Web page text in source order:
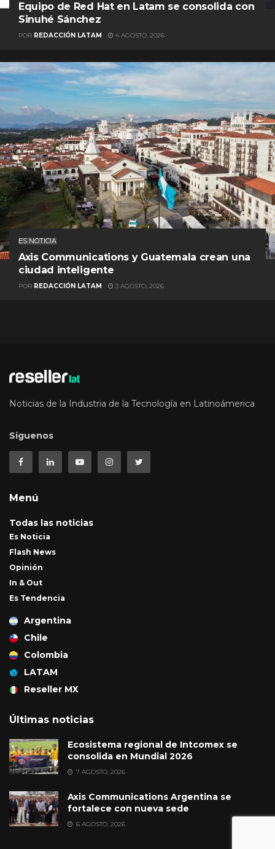
Equipo de Red Hat en Latam se consolida con
Sinuhé Sánchez
POR REDACCIÓN LATAM 4 AGOSTO, 2026
ES NOTICIA
Axis Communications y Guatemala crean una
ciudad inteligente
POR REDACCIÓN LATAM 3 AGOSTO, 2026
Noticias de la Industria de la Tecnología en Latinoámerica
Síguenos
Menú
Todas las noticias
Es Noticia
Flash News
Opinión
In & Out
Es Tendencia
Argentina
Chile
Colombia
LATAM
Reseller MX
Últimas noticias
Ecosistema regional de Intcomex se
consolida en Mundial 2026
7 AGOSTO, 2026
Axis Communications Argentina se
fortalece con nueva sede
6 AGOSTO, 2026